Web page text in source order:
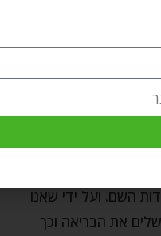
שלא נרומם אותו
משועבד?
לעבדות. אנחנו
ולהתחבר
הזה, לעולם לא
מציבים לפנינו
השם. ועל ידי שאנו
את הבריאה וכך